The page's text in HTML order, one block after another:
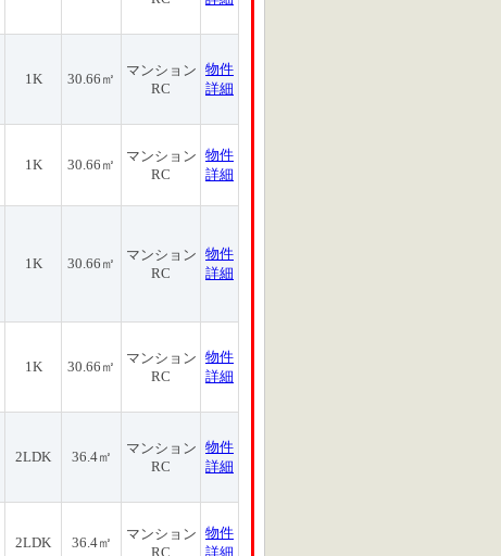
1K 30.66㎡
マンション
RC
物件
詳細
1K 30.66㎡
マンション
RC
物件
詳細
1K 30.66㎡
マンション
RC
物件
詳細
1K 30.66㎡
マンション
RC
物件
詳細
2LDK 36.4㎡
マンション
RC
物件
詳細
2LDK 36.4㎡
マンション
RC
物件
詳細